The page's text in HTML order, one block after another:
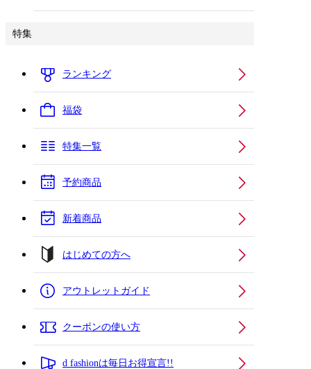
特集
ランキング
福袋
特集一覧
予約商品
新着商品
はじめての方へ
アウトレットガイド
クーポンの使い方
d fashionは毎日お得宣言!!